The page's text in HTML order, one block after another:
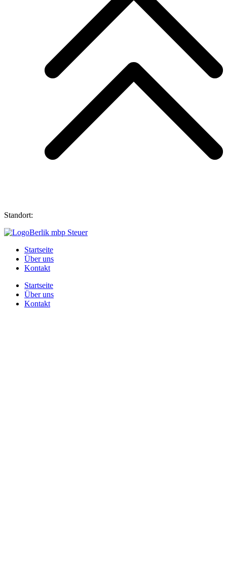
Standort:
Startseite
Über uns
Kontakt
Startseite
Über uns
Kontakt